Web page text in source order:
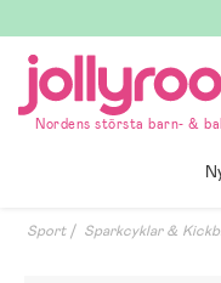
till
innehållet
Nordens största barn- &
Sport Sparkcyklar &